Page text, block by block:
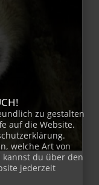
zu gestalten
auf die Website.
welche Art von
kannst du über den
jederzeit